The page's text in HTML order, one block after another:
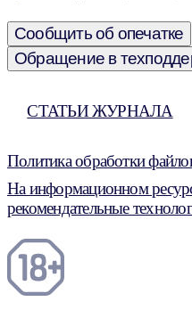
Сообщить об опечатке
Обращение в
СТАТЬИ ЖУРНАЛА
Политика обработки
На информационном
рекомендательные